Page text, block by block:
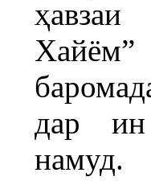
дар ин
намуд.